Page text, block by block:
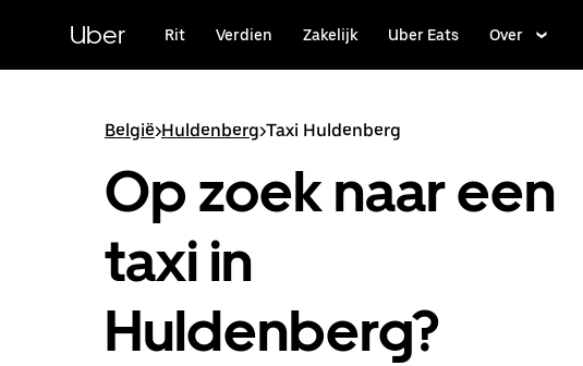
hoofdinhoudUber Rit Verdien Zakelijk Uber Eats Over
België>Huldenberg>Taxi Huldenberg
Op zoek naar een
taxi in
Huldenberg?